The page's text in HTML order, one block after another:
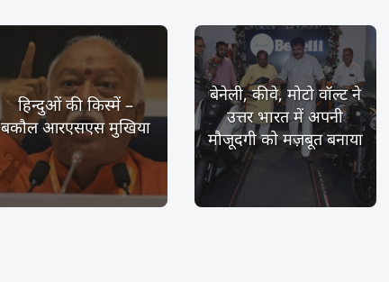
हिन्दुओं की किस्में –
बकौल आरएसएस मुखिया
बेनेली, कीवे, मोटो वॉल्ट ने
उत्तर भारत में अपनी
मौजूदगी को मज़बूत बनाया